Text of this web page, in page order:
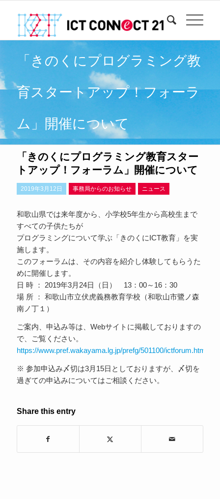
「きのくにプログラミング教
育スタートアップ！フォーラ
ム」開催について
「きのくにプログラミング教育スター
トアップ！フォーラム」開催について
2019年3月12日 事務局からのお知らせ ニュース
和歌山県では来年度から、小学校5年生から高校生まで
すべての子供たちが
プログラミングについて学ぶ「きのくにICT教育」を実
施します。
このフォーラムは、その内容を紹介し体験してもらうた
めに開催します。
日 時 ： 2019年3月24日（日） 13：00～16：30
場 所 ： 和歌山市立伏虎義務教育学校（和歌山市鷺ノ森
南ノ丁１）
ご案内、申込み等は、Webサイトに掲載しておりますの
で、ご覧ください。
https://www.pref.wakayama.lg.jp/prefg/501100/ictforum.html
※ 参加申込み〆切は3月15日としておりますが、〆切を
過ぎての申込みについてはご相談ください。
Share this entry